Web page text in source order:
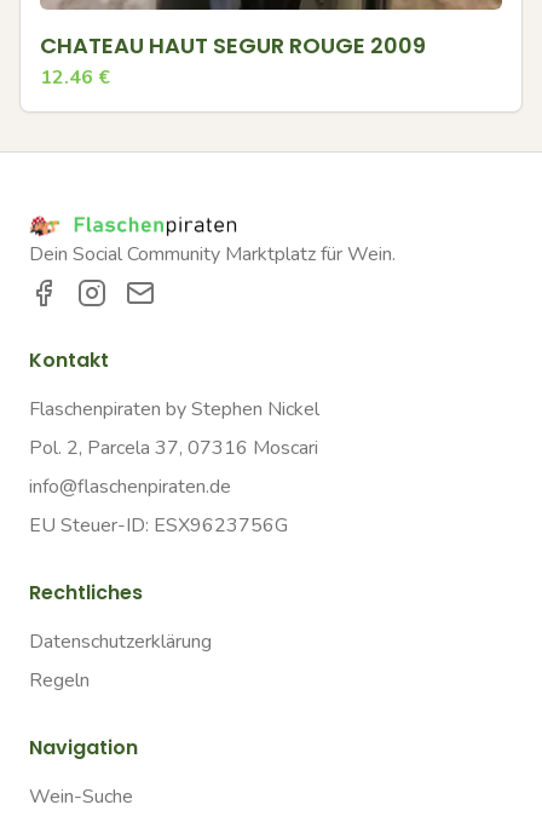
CHATEAU HAUT SEGUR ROUGE 2009
12.46 €
Dein Social Community Marktplatz für Wein.
Kontakt
Flaschenpiraten by Stephen Nickel
Pol. 2, Parcela 37, 07316 Moscari
info@flaschenpiraten.de
EU Steuer-ID: ESX9623756G
Rechtliches
Datenschutzerklärung
Regeln
Navigation
Wein-Suche